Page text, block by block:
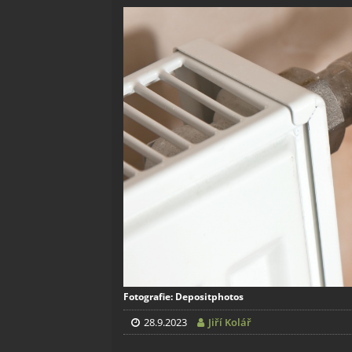
Fotografie: Depositphotos
28.9.2023 Jiří Kolář